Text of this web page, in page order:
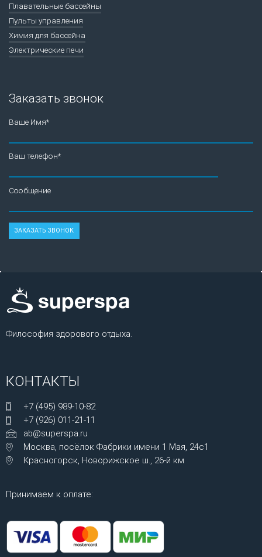
Плавательные бассейны
Пульты управления
Химия для бассейна
Электрические печи
Заказать звонок
Ваше Имя*
Ваш телефон*
Сообщение
Философия здорового отдыха.
КОНТАКТЫ
+7 (495) 989-10-82
+7 (926) 011-21-11
ab@superspa.ru
Москва, посёлок Фабрики имени 1 Мая, 24с1
Красногорск, Новорижское ш., 26-й км
Принимаем к оплате: